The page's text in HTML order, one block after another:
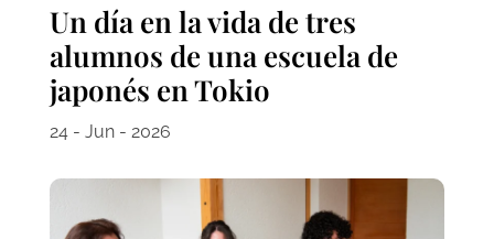
Un día en la vida de tres
alumnos de una escuela de
japonés en Tokio
24 - Jun - 2026